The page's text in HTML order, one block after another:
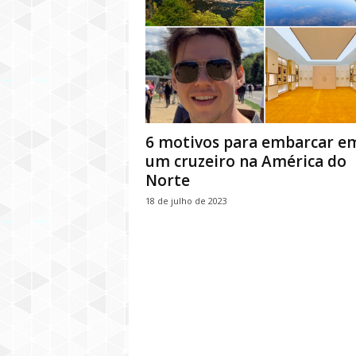
6 motivos para embarcar
um cruzeiro na América do
Norte
18 de julho de 2023